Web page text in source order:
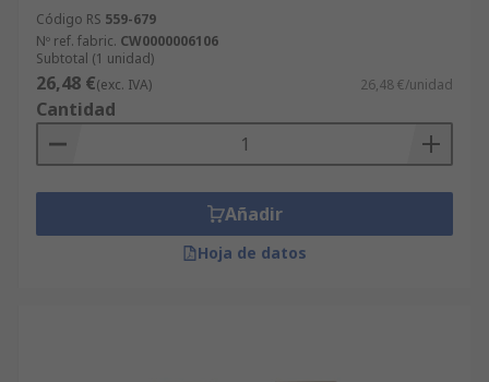
Código RS 559-679
Nº ref. fabric. CW0000006106
Subtotal (1 unidad)
26,48 €(exc. IVA) 26,48 €/unidad
Cantidad
Añadir
Hoja de datos